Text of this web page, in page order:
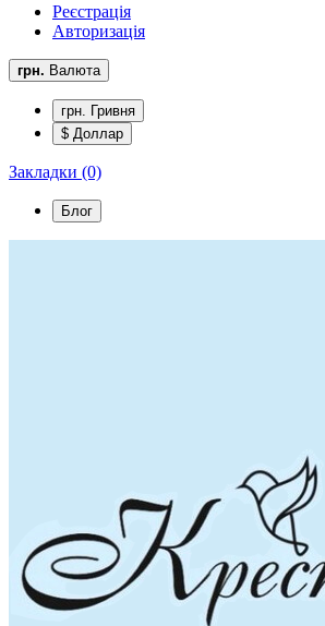
Реєстрація
Авторизація
грн. Валюта
грн. Гривня
$ Доллар
Закладки (0)
Блог